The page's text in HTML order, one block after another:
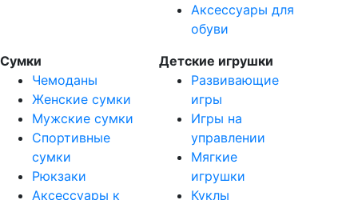
Аксессуары для
обуви
Сумки
Чемоданы
Женские сумки
Мужские сумки
Спортивные
сумки
Рюкзаки
Аксессуары к
Детские игрушки
Развивающие
игры
Игры на
управлении
Мягкие
игрушки
Куклы